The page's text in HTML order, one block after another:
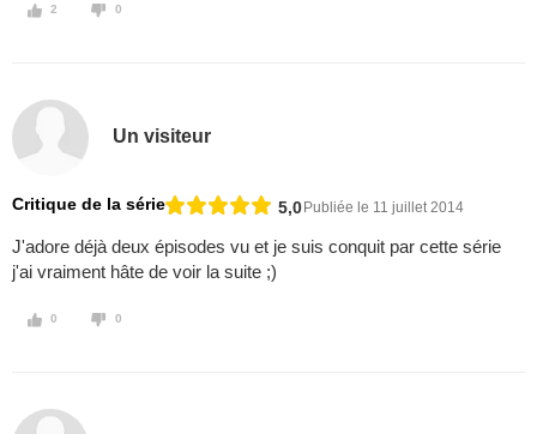
2 0
Un visiteur
Critique de la série 5,0 Publiée le 11 juillet 2014
J'adore déjà deux épisodes vu et je suis conquit par cette série
j'ai vraiment hâte de voir la suite ;)
0 0